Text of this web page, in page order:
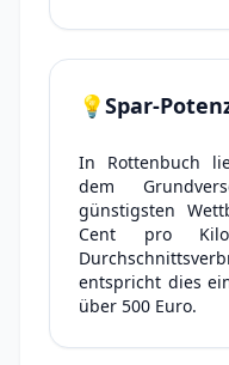
💡Spar-
In Rottenbuch
dem
günstigsten
Cent pro
entspricht dies
über 500 Euro.